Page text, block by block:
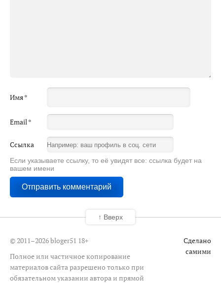
Имя*
Email *
Ссылка
Если указываете ссылку, то её увидят все: ссылка будет на
вашем имени
© 2011–2026 bloger51 18+
Полное или частичное копирование
материалов сайта разрешено только при
обязательном указании автора и прямой
Сделано
самими
↑ Вверх